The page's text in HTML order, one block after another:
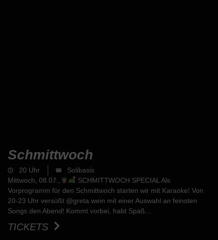
Schmittwoch
20 Uhr
Solibasis
Mittwoch, 08.07.,
SCHMITTWOCH SPECIAL Als
Vorprogramm für den Schmittwoch starten wir mit Karaoke! Von
20-23 Uhr versüßt @greta.wein mit einer Auswahl an feinsten
Songs den Abend! Kommt vorbei, habt Spaß...
TICKETS